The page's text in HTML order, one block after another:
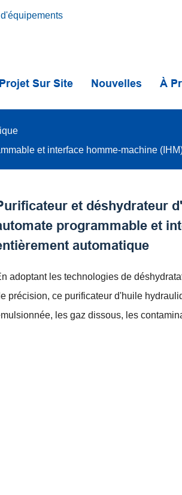
Projet Sur Site Nouvelles À
et interface homme-machine
et déshydrateur
programmable et
automatique
adoptant les technologies de
précision, ce purificateur d'huile
les gaz dissous, les